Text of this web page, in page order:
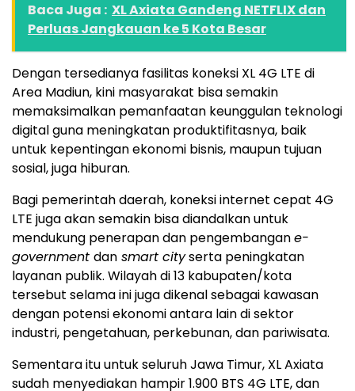
Baca Juga : XL Axiata Gandeng NETFLIX dan
Perluas Jangkauan ke 5 Kota Besar
Dengan tersedianya fasilitas koneksi XL 4G LTE di
Area Madiun, kini masyarakat bisa semakin
memaksimalkan pemanfaatan keunggulan teknologi
digital guna meningkatan produktifitasnya, baik
untuk kepentingan ekonomi bisnis, maupun tujuan
sosial, juga hiburan.
Bagi pemerintah daerah, koneksi internet cepat 4G
LTE juga akan semakin bisa diandalkan untuk
mendukung penerapan dan pengembangane-
government dan smart cityserta peningkatan
layanan publik. Wilayah di 13 kabupaten/kota
tersebut selama ini juga dikenal sebagai kawasan
dengan potensi ekonomi antara lain di sektor
industri, pengetahuan, perkebunan, dan pariwisata.
Sementara itu untuk seluruh Jawa Timur, XL Axiata
sudah menyediakan hampir 1.900 BTS 4G LTE, dan